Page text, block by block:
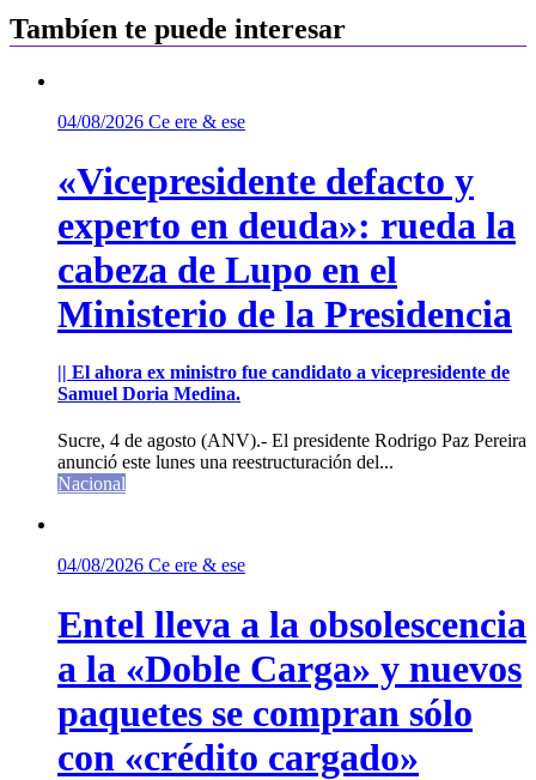
Tambíen te puede interesar
04/08/2026 Ce ere & ese
«Vicepresidente defacto y
experto en deuda»: rueda la
cabeza de Lupo en el
Ministerio de la Presidencia
|| El ahora ex ministro fue candidato a vicepresidente de
Samuel Doria Medina.
Sucre, 4 de agosto (ANV).- El presidente Rodrigo Paz Pereira
anunció este lunes una reestructuración del...
Nacional
04/08/2026 Ce ere & ese
Entel lleva a la obsolescencia
a la «Doble Carga» y nuevos
paquetes se compran sólo
con «crédito cargado»